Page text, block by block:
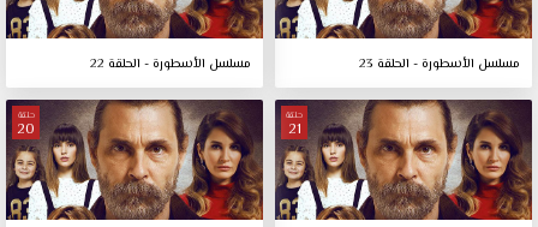
مسلسل الأسطورة - الحلقة 23 مسلسل الأسطورة - الحلقة 22
حلقة
21
حلقة
20